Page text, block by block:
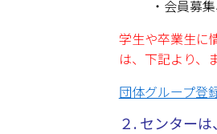
・会員募
学生や卒業生に
は、下記より、
団体グループ登
２. センター